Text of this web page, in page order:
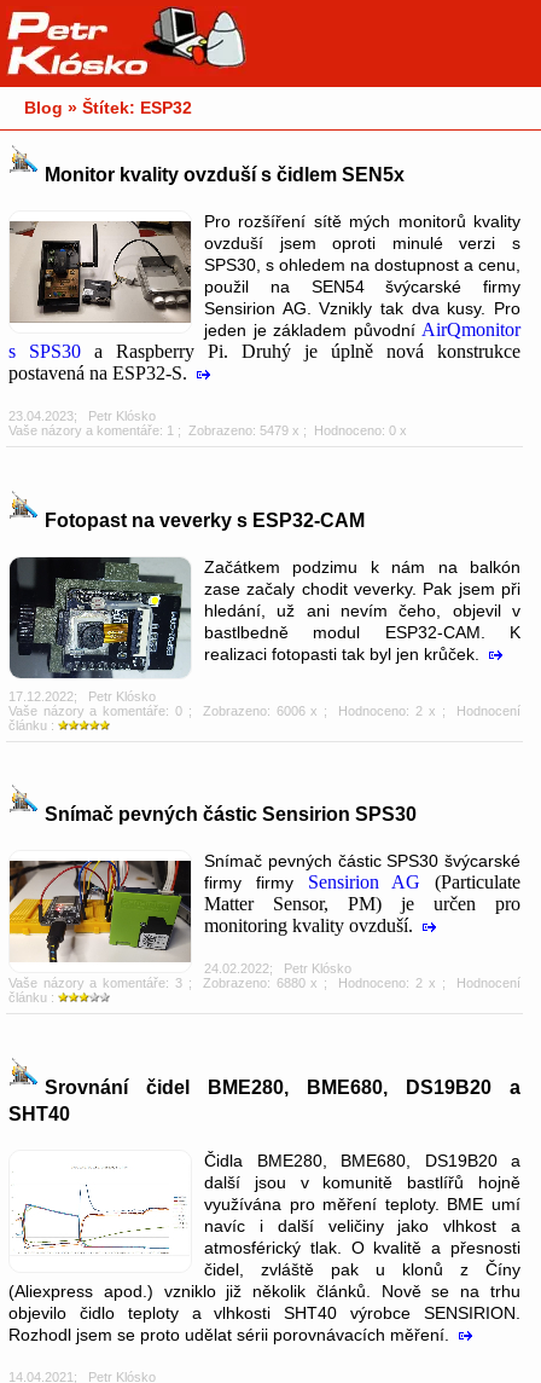
Blog » Štítek: ESP32
Monitor kvality ovzduší s čidlem SEN5x
Pro rozšíření sítě mých monitorů kvality
ovzduší jsem oproti minulé verzi s
SPS30, s ohledem na dostupnost a cenu,
použil na SEN54 švýcarské firmy
Sensirion AG. Vznikly tak dva kusy. Pro
jeden je základem původní AirQmonitor
s SPS30 a Raspberry Pi. Druhý je úplně nová konstrukce
postavená na ESP32-S.
23.04.2023; Petr Klósko
Vaše názory a komentáře: 1 ; Zobrazeno: 5479 x ; Hodnoceno: 0 x
Fotopast na veverky s ESP32-CAM
Začátkem podzimu k nám na balkón
zase začaly chodit veverky. Pak jsem při
hledání, už ani nevím čeho, objevil v
bastlbedně modul ESP32-CAM. K
realizaci fotopasti tak byl jen krůček.
17.12.2022; Petr Klósko
Vaše názory a komentáře: 0; Zobrazeno: 6006 x ; Hodnoceno: 2 x ; Hodnocení
článku :
Snímač pevných částic Sensirion SPS30
Snímač pevných částic SPS30 švýcarské
firmy firmy Sensirion AG (Particulate
Matter Sensor, PM) je určen pro
monitoring kvality ovzduší.
24.02.2022; Petr Klósko
Vaše názory a komentáře: 3; Zobrazeno: 6880 x ; Hodnoceno: 2 x ; Hodnocení
článku :
Srovnání čidel BME280, BME680, DS19B20 a
SHT40
Čidla BME280, BME680, DS19B20 a
další jsou v komunitě bastlířů hojně
využívána pro měření teploty. BME umí
navíc i další veličiny jako vlhkost a
atmosférický tlak. O kvalitě a přesnosti
čidel, zvláště pak u klonů z Číny
(Aliexpress apod.) vzniklo již několik článků. Nově se na trhu
objevilo čidlo teploty a vlhkosti SHT40 výrobce SENSIRION.
Rozhodl jsem se proto udělat sérii porovnávacích měření.
14.04.2021 ; Petr Klósko